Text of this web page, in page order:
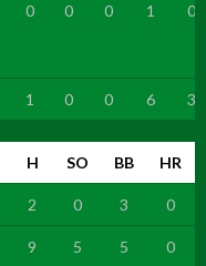
0 0 0 1 0
1 0 0 6 3
H SO BB HR
2 0 3 0
9 5 5 0